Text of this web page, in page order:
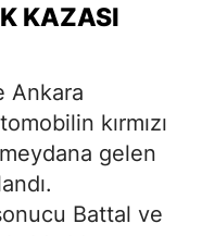
KAZASI
Ankara
kırmızı
gelen
Battal ve